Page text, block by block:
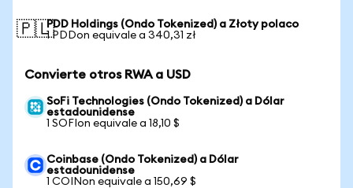
🇵🇱PDD Holdings (Ondo Tokenized) a Złoty polaco
1 PDDon equivale a 340,31 zł
Convierte otros RWA a USD
SoFi Technologies (Ondo Tokenized) a Dólar
estadounidense
1 SOFIon equivale a 18,10 $
Coinbase (Ondo Tokenized) a Dólar
estadounidense
1 COINon equivale a 150,69 $